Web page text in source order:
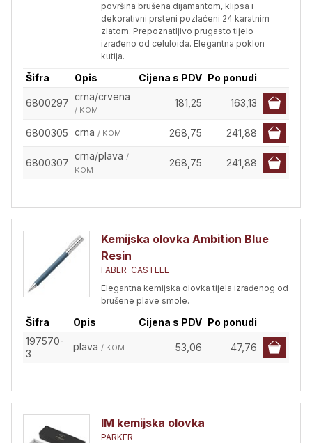
površina brušena dijamantom, klipsa i
dekorativni prsteni pozlaćeni 24 karatnim
zlatom. Prepoznatljivo prugasto tijelo
izrađeno od celuloida. Elegantna poklon
kutija.
Šifra Opis Cijena s PDV Po ponudi
6800297
crna/crvena
/ KOM
181,25 163,13
6800305 crna / KOM 268,75 241,88
6800307
crna/plava /
KOM
268,75 241,88
Kemijska olovka Ambition Blue
Resin
FABER-CASTELL
Elegantna kemijska olovka tijela izrađenog od
brušene plave smole.
Šifra Opis Cijena s PDV Po ponudi
197570-
3
plava / KOM 53,06 47,76
IM kemijska olovka
PARKER